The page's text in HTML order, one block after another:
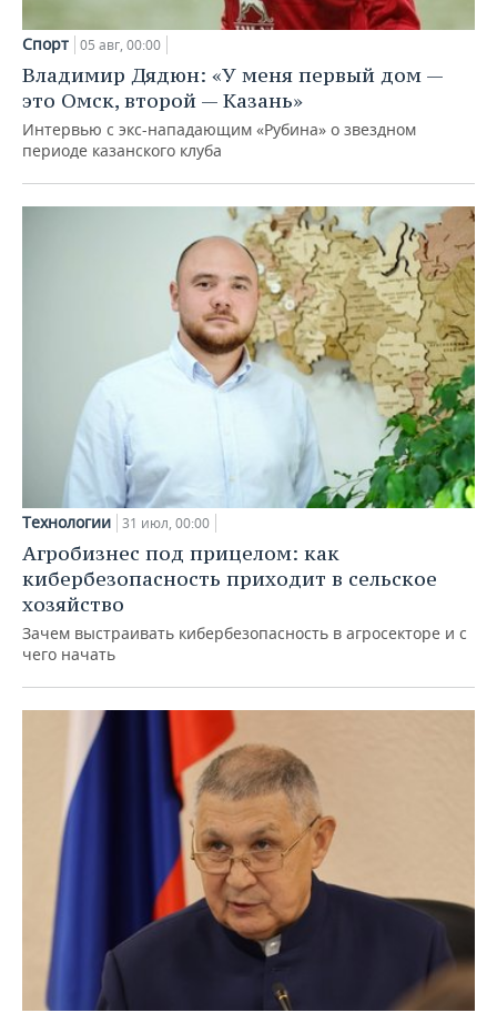
Спорт 05 авг, 00:00
Владимир Дядюн: «У меня первый дом —
это Омск, второй — Казань»
Интервью с экс-нападающим «Рубина» о звездном
периоде казанского клуба
Технологии 31 июл, 00:00
Агробизнес под прицелом: как
кибербезопасность приходит в сельское
хозяйство
Зачем выстраивать кибербезопасность в агросекторе и с
чего начать